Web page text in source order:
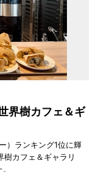
界樹カフェ＆ギ
）ランキング1位に輝
樹カフェ＆ギャラリ